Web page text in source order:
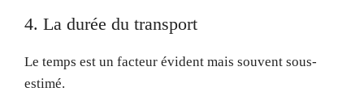
4. La durée du transport
Le temps est un facteur évident mais souvent sous-
estimé.